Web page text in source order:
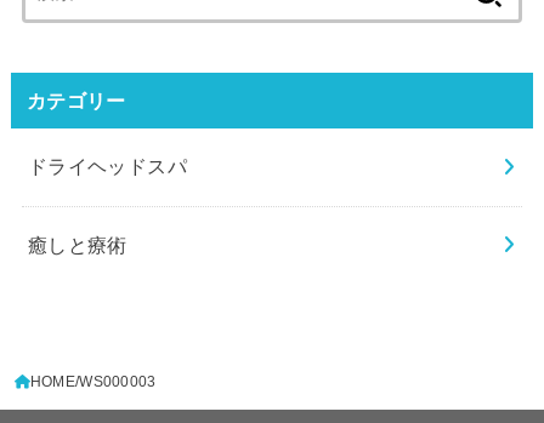
索:
カテゴリー
ドライヘッドスパ
癒しと療術
HOME WS000003